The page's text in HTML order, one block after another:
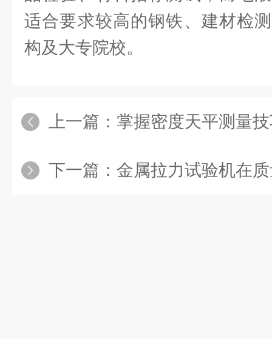
适合要求较高的钢铁、建材检
构及大专院校。
上一篇： 掌握密度天平测量技
下一篇： 金属拉力试验机在